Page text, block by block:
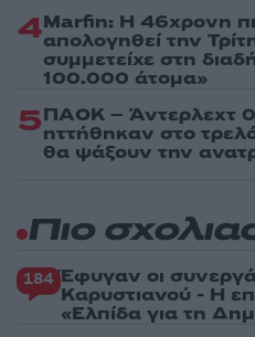
4Marfin: Η 46χρονη
απολογηθεί την
συμμετείχε στη
100.000 άτομα»
5ΠΑΟΚ – Άντερλεχτ
ηττήθηκαν στο
θα ψάξουν την
Πιο
184 Έφυγαν οι
Καρυστιανού - Η
«Ελπίδα για τη